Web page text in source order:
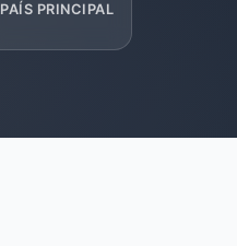
PAÍS PRINCIPAL